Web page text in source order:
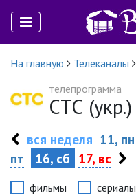
На главную Телеканалы
телепрограмма
СТС (укр.)
вся неделя 11, пн
пт
16, сб 17, вс
фильмы сериалы